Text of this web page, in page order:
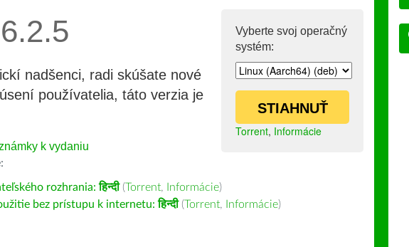
Vyberte svoj operačný
systém:
STIAHNUŤ
Torrent, Informácie
nadšenci, radi skúšate nové
používatelia, táto verzia je
k vydaniu
rozhrania:हिन्दी (Torrent, Informácie)
bez prístupu k internetu:हिन्दी (Torrent, Informácie)